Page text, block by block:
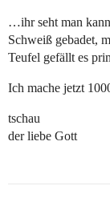
…ihr seht man
Schweiß gebadet,
Teufel gefällt es
Ich mache jetzt
tschau
der liebe Gott